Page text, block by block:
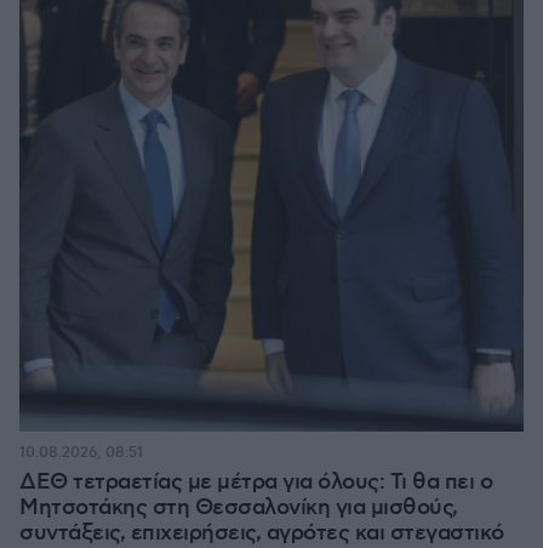
ΔΕΘ τετραετίας με μέτρα για όλους: Τι θα πει ο
Μητσοτάκης στη Θεσσαλονίκη για μισθούς,
συντάξεις, επιχειρήσεις, αγρότες και στεγαστικό
10.08.2026, 08:51